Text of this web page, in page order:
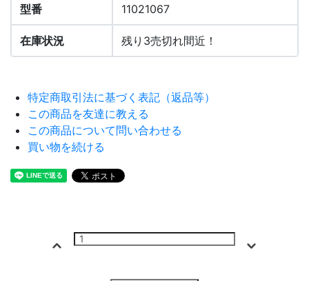
型番 11021067
在庫状況 残り3売切れ間近！
特定商取引法に基づく表記（返品等）
この商品を友達に教える
この商品について問い合わせる
買い物を続ける